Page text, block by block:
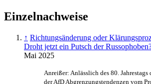
Einzelnachweise
↑ Richtungsänderung oder
Droht jetzt ein Putsch der
Mai 2025
Anreißer: Anlässlich des 80. Jahrestags
der AfD Abgrenzungs­tendenzen vom